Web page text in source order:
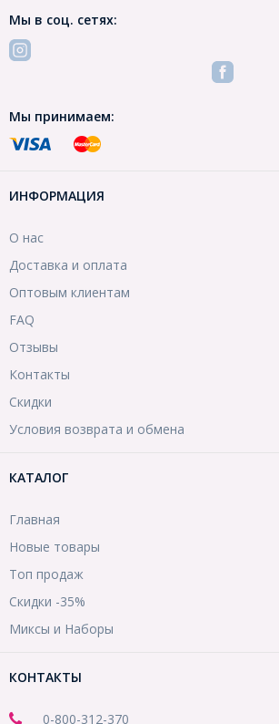
Мы в соц. сетях:
Мы принимаем:
ИНФОРМАЦИЯ
О нас
Доставка и оплата
Оптовым клиентам
FAQ
Отзывы
Контакты
Скидки
Условия возврата и обмена
КАТАЛОГ
Главная
Новые товары
Топ продаж
Скидки -35%
Миксы и Наборы
КОНТАКТЫ
0-800-312-370